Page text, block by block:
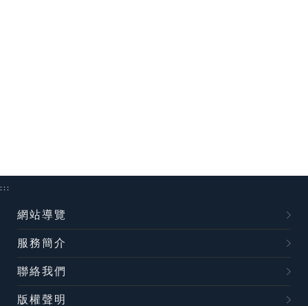
:::
網站導覽
服務簡介
聯絡我們
版權聲明